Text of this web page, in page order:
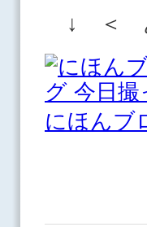
↓ ＜ あ
にほんブ